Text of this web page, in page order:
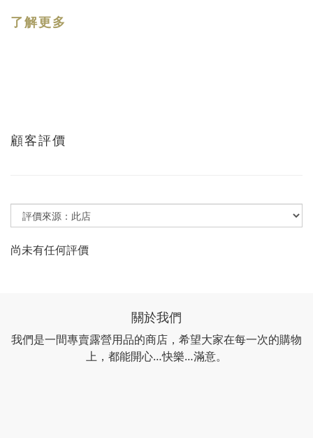
了解更多
顧客評價
尚未有任何評價
關於我們
我們是一間專賣露營用品的商店，希望大家在每一次的購物
上，都能開心…快樂…滿意。